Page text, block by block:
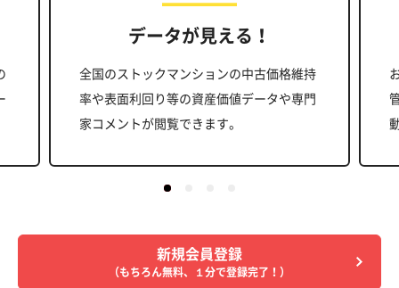
データが見える！
全国のストックマンションの中古価格維持
率や表面利回り等の資産価値データや専門
家コメントが閲覧できます。
新規会員登録
（もちろん無料、１分で登録完了！）